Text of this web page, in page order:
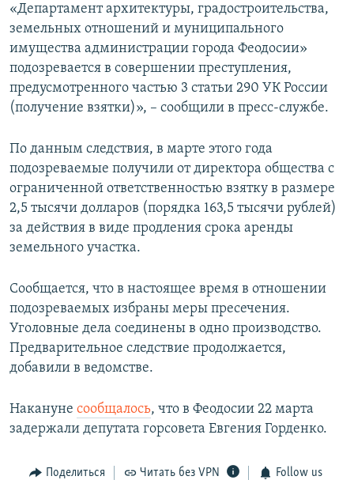
«Департамент архитектуры, градостроительства,
земельных отношений и муниципального
имущества администрации города Феодосии»
подозревается в совершении преступления,
предусмотренного частью 3 статьи 290 УК России
(получение взятки)», – сообщили в пресс-службе.
По данным следствия, в марте этого года
подозреваемые получили от директора общества с
ограниченной ответственностью взятку в размере
2,5 тысячи долларов (порядка 163,5 тысячи рублей)
за действия в виде продления срока аренды
земельного участка.
Сообщается, что в настоящее время в отношении
подозреваемых избраны меры пресечения.
Уголовные дела соединены в одно производство.
Предварительное следствие продолжается,
добавили в ведомстве.
Накануне сообщалось, что в Феодосии 22 марта
задержали депутата горсовета Евгения Горденко.
Поделиться Читать без VPN Follow us